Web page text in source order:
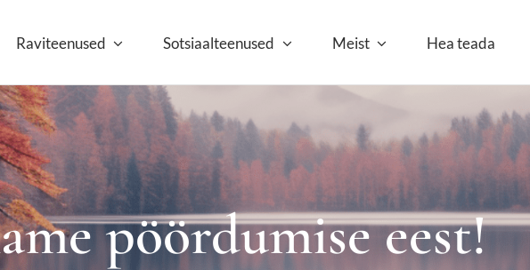
Raviteenused Sotsiaalteenused Meist Hea teada
pöördumise eest!